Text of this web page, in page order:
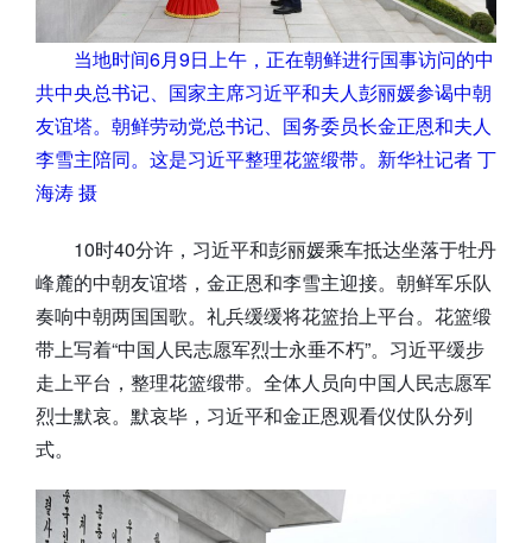
当地时间6月9日上午，正在朝鲜进行国事访问的中
共中央总书记、国家主席习近平和夫人彭丽媛参谒中朝
友谊塔。朝鲜劳动党总书记、国务委员长金正恩和夫人
李雪主陪同。这是习近平整理花篮缎带。新华社记者 丁
海涛 摄
10时40分许，习近平和彭丽媛乘车抵达坐落于牡丹
峰麓的中朝友谊塔，金正恩和李雪主迎接。朝鲜军乐队
奏响中朝两国国歌。礼兵缓缓将花篮抬上平台。花篮缎
带上写着“中国人民志愿军烈士永垂不朽”。习近平缓步
走上平台，整理花篮缎带。全体人员向中国人民志愿军
烈士默哀。默哀毕，习近平和金正恩观看仪仗队分列
式。